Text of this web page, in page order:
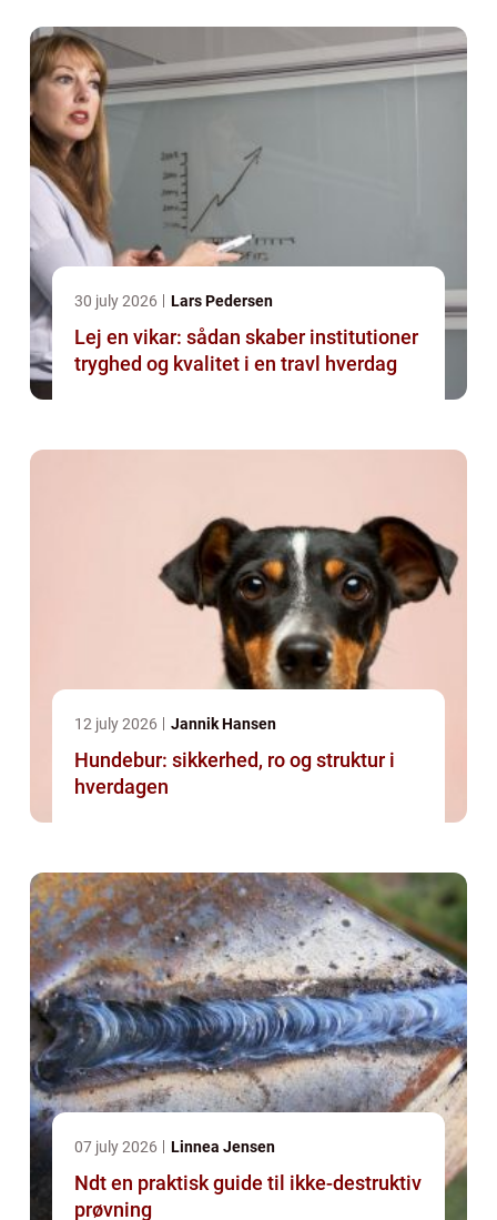
30 july 2026 Lars Pedersen
Lej en vikar: sådan skaber institutioner
tryghed og kvalitet i en travl hverdag
12 july 2026 Jannik Hansen
Hundebur: sikkerhed, ro og struktur i
hverdagen
07 july 2026 Linnea Jensen
Ndt en praktisk guide til ikke-destruktiv
prøvning